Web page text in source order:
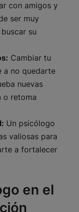
con amigos y
ser muy
su
Cambiar tu
a no quedarte
nuevas
o retoma
Un psicólogo
valiosas para
a fortalecer
en el